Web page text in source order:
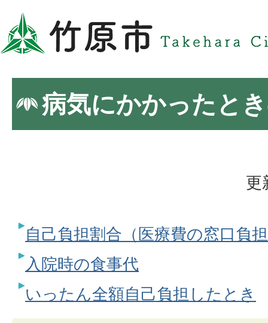
病気にかかったと
更
自己負担割合（医療費の窓口負
入院時の食事代
いったん全額自己負担したとき